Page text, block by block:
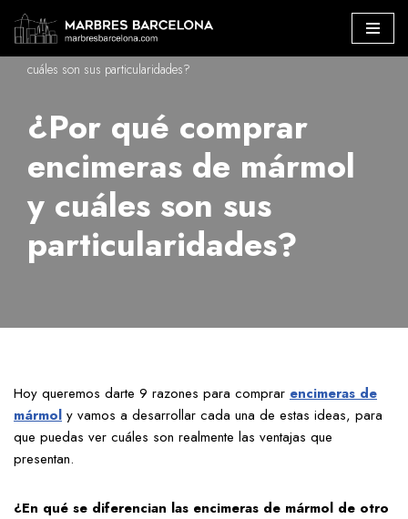
SaltarMarbres Barcelona»¿Por qué comprar encimeras de mármol y
cuáles son sus particularidades?
¿Por qué comprar
encimeras de mármol
y cuáles son sus
particularidades?
Hoy queremos darte 9 razones para comprar encimeras de
mármol y vamos a desarrollar cada una de estas ideas, para
que puedas ver cuáles son realmente las ventajas que
presentan.
¿En qué se diferencian las encimeras de mármol de otro